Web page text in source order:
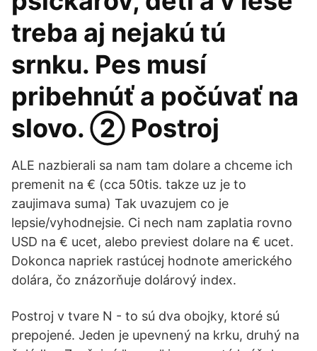
treba aj nejakú tú
srnku. Pes musí
pribehnúť a počúvať na
slovo. ② Postroj
ALE nazbierali sa nam tam dolare a chceme ich
premenit na € (cca 50tis. takze uz je to
zaujimava suma) Tak uvazujem co je
lepsie/vyhodnejsie. Ci nech nam zaplatia rovno
USD na € ucet, alebo previest dolare na € ucet.
Dokonca napriek rastúcej hodnote amerického
dolára, čo znázorňuje dolárový index.
Postroj v tvare N - to sú dva obojky, ktoré sú
prepojené. Jeden je upevnený na krku, druhý na